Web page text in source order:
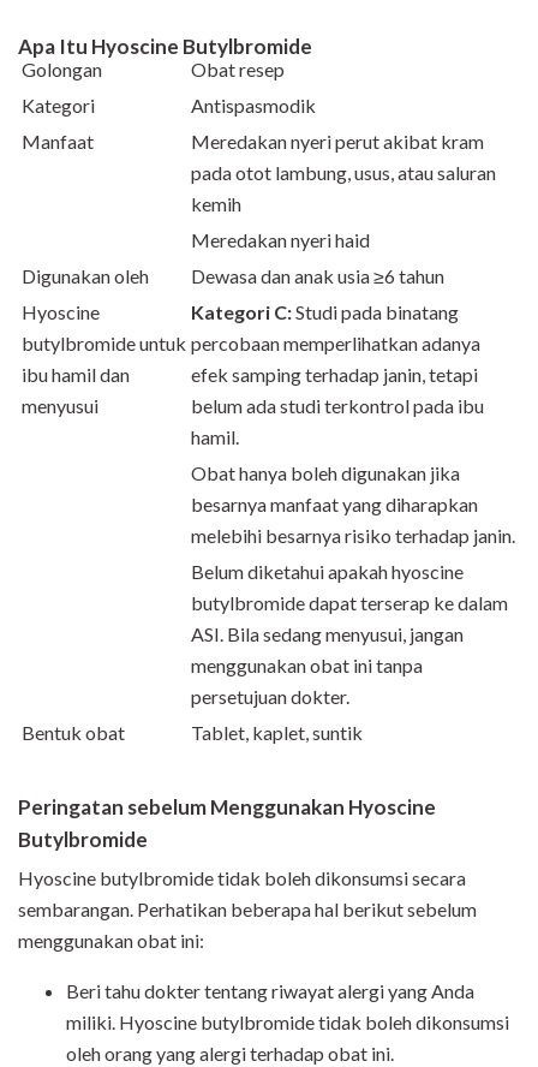
Apa Itu Hyoscine Butylbromide
Golongan
Obat resep
Kategori
Antispasmodik
Manfaat
Meredakan nyeri perut akibat kram
pada otot lambung, usus, atau saluran
kemih
Meredakan nyeri haid
Digunakan oleh
Dewasa dan anak usia ≥6 tahun
Hyoscine
butylbromide untuk
ibu hamil dan
menyusui
Kategori C:Studi pada binatang
percobaan memperlihatkan adanya
efek samping terhadap janin, tetapi
belum ada studi terkontrol pada ibu
hamil.
Obat hanya boleh digunakan jika
besarnya manfaat yang diharapkan
melebihi besarnya risiko terhadap janin.
Belum diketahui apakah hyoscine
butylbromide dapat terserap ke dalam
ASI. Bila sedang menyusui, jangan
menggunakan obat ini tanpa
persetujuan dokter.
Bentuk obat
Tablet, kaplet, suntik
Peringatan sebelum Menggunakan Hyoscine
Butylbromide
Hyoscine butylbromide tidak boleh dikonsumsi secara
sembarangan. Perhatikan beberapa hal berikut sebelum
menggunakan obat ini:
Beri tahu dokter tentang riwayat alergi yang Anda
miliki. Hyoscine butylbromide tidak boleh dikonsumsi
oleh orang yang alergi terhadap obat ini.